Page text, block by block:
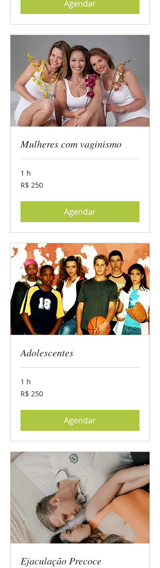
Agendar
Mulheres com vaginismo
1 h
250
Reais
R$ 250
Agendar
Adolescentes
1 h
250
Reais
R$ 250
Agendar
Ejaculação Precoce